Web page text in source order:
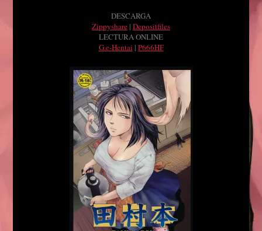
DESCARGA
Zippyshare | Depositfiles
LECTURA ONLINE
G.e-Hentai | P666HF